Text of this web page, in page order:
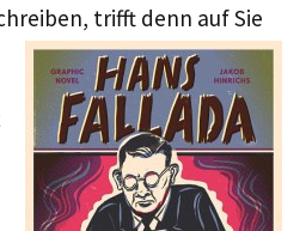
trifft denn auf Sie